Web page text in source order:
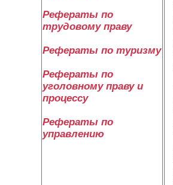
Рефераты по
трудовому праву
Рефераты по туризму
Рефераты по
уголовному праву и
процессу
Рефераты по
управлению